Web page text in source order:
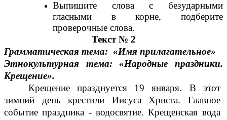
Выпишите слова с безударными
гласными в корне, подберите
проверочные слова.
Текст № 2
Грамматическая тема: «Имя прилагательное»
Этнокультурная тема: «Народные праздники.
Крещение».
Крещение празднуется 19 января. В этот
зимний день крестили Иисуса Христа. Главное
событие праздника - водосвятие. Крещенская вода